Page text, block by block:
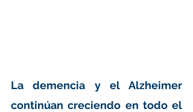
La demencia y el Alzheimer
continúan creciendo en todo el